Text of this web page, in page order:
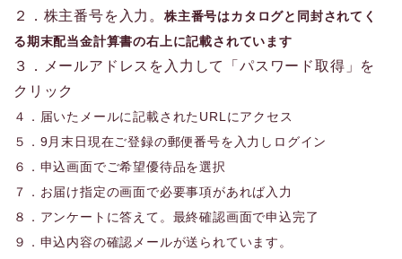
２．株主番号を入力。 株主番号はカタログと同封されてく
る期末配当金計算書の右上に記載されています
３．メールアドレスを入力して「パスワード取得」を
クリック
４． 届いたメールに記載されたURLにアクセス
５．9月末日現在ご登録の郵便番号を入力しログイン
６．申込画面でご希望優待品を選択
７．お届け指定の画面で必要事項があれば入力
８．アンケートに答えて。最終確認画面で申込完了
９．申込内容の確認メールが送られています。